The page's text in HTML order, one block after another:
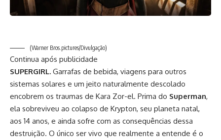
(Warner Bros.pictures/Divulgação)
Continua após publicidade
SUPERGIRL. Garrafas de bebida, viagens para outros
sistemas solares e um jeito naturalmente descolado
encobrem os traumas de Kara Zor-el. Prima do Superman,
ela sobreviveu ao colapso de Krypton, seu planeta natal,
aos 14 anos, e ainda sofre com as consequências dessa
destruição. O único ser vivo que realmente a entende é o